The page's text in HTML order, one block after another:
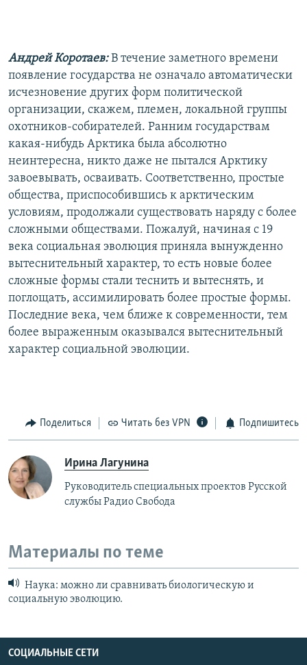
Андрей Коротаев:В течение заметного времени
появление государства не означало автоматически
исчезновение других форм политической
организации, скажем, племен, локальной группы
охотников-собирателей. Ранним государствам
какая-нибудь Арктика была абсолютно
неинтересна, никто даже не пытался Арктику
завоевывать, осваивать. Соответственно, простые
общества, приспособившись к арктическим
условиям, продолжали существовать наряду с более
сложными обществами. Пожалуй, начиная с 19
века социальная эволюция приняла вынужденно
вытеснительный характер, то есть новые более
сложные формы стали теснить и вытеснять, и
поглощать, ассимилировать более простые формы.
Последние века, чем ближе к современности, тем
более выраженным оказывался вытеснительный
характер социальной эволюции.
Поделиться Читать без VPN Подпишитесь
Ирина Лагунина
Руководитель специальных проектов Русской
службы Радио Свобода
Материалы по теме
Наука: можно ли сравнивать биологическую и
социальную эволюцию.
СОЦИАЛЬНЫЕ СЕТИ